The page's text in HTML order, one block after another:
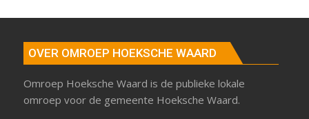
OVER OMROEP HOEKSCHE WAARD
Omroep Hoeksche Waard is de publieke lokale
omroep voor de gemeente Hoeksche Waard.